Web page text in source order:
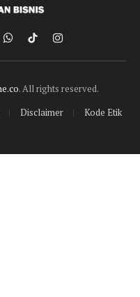
WhatsApp
TikTokInstagram
. All rights reserved.
Disclaimer Kode Etik